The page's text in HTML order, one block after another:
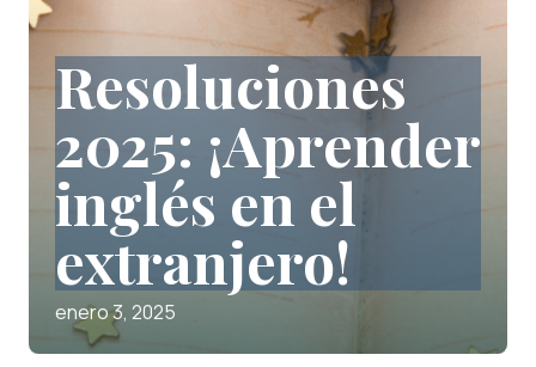
Resoluciones
2025: ¡Aprender
inglés en el
extranjero!
enero 3, 2025